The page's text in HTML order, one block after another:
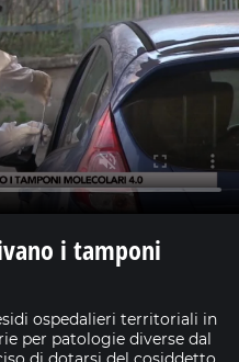
i tamponi
ospedalieri territoriali in
per patologie diverse dal